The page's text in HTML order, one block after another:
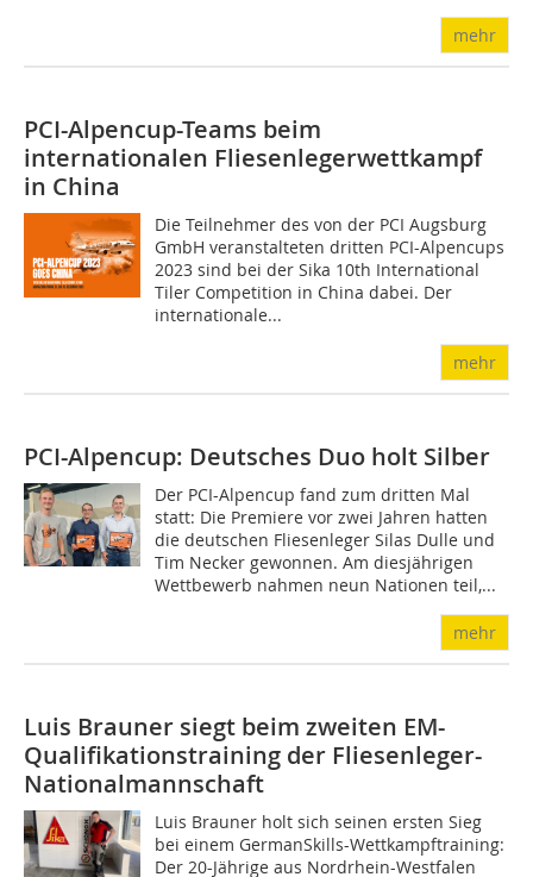
mehr
PCI-Alpencup-Teams beim
internationalen Fliesenlegerwettkampf
in China
Die Teilnehmer des von der PCI Augsburg
GmbH veranstalteten dritten PCI-Alpencups
2023 sind bei der Sika 10th Interna­tional
Tiler Competition in China dabei. Der
internationale...
mehr
PCI-Alpencup: Deutsches Duo holt Silber
Der PCI-Alpencup fand zum dritten Mal
statt: Die Premiere vor zwei Jahren hatten
die deutschen Fliesenleger Silas Dulle und
Tim Necker gewonnen. Am diesjährigen
Wettbewerb nahmen neun Nationen teil,...
mehr
Luis Brauner siegt beim zweiten EM-
Qualifikationstrai­ning der Fliesenleger-
Nationalmannschaft
Luis Brauner holt sich seinen ersten Sieg
bei einem GermanSkills-Wettkampftraining:
Der 20-Jährige aus Nordrhein-Westfalen